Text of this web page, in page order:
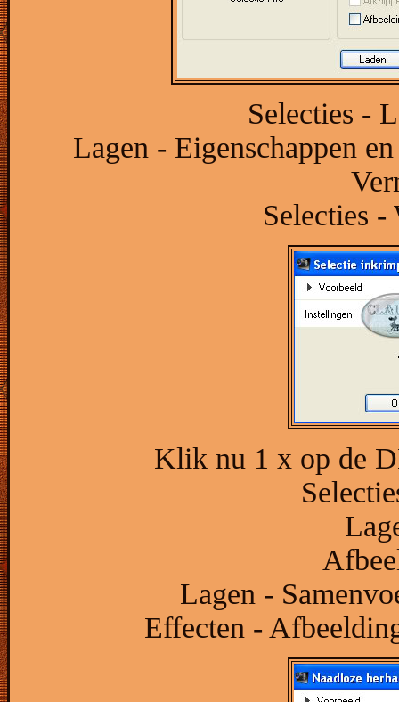
Selecties -
Lagen - Eigenschappen
Selecties
Klik nu 1 x op de
Lagen -
Effecten -